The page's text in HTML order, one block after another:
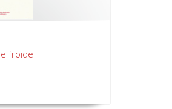
froide